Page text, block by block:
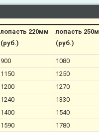
лопасть 220мм
(руб.)
лопасть
(руб.)
900
1080
1150
1250
1200
1270
1240
1330
1400
1540
1590
1780